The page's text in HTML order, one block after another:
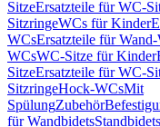
SitzeErsatzteile für WC-
SitzringeWCs für Kinder
WCsErsatzteile für
WCsWC-Sitze für Kinder
SitzeErsatzteile für WC-
SitzringeHock-WCsMit
SpülungZubehör
für WandbidetsStandbidets